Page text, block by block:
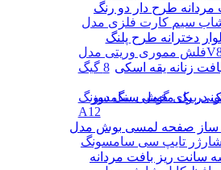
فلش مموری وریتی مدلV809ظرفیت
8 گیگ
برای گوشی سامسونگ
A12
تایپ سی سامسونگ
مردانه طرح دار دو رنگ
دخترانه طرح پلنگ
زنانه یقه اسکی
در یک مخمل سنگ دوز
سانت ریز بافت مردانه